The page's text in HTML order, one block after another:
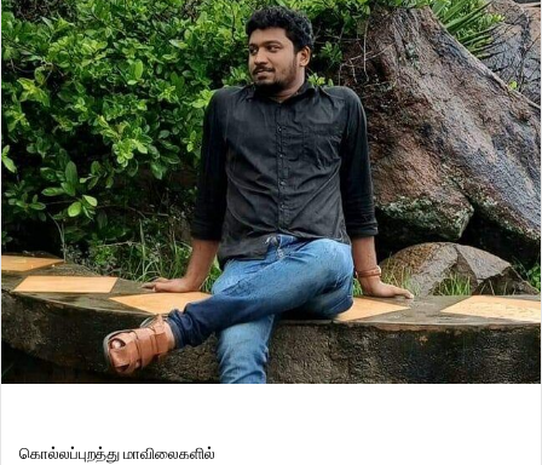
கொல்லப்புறத்து மாவிலைகளில்